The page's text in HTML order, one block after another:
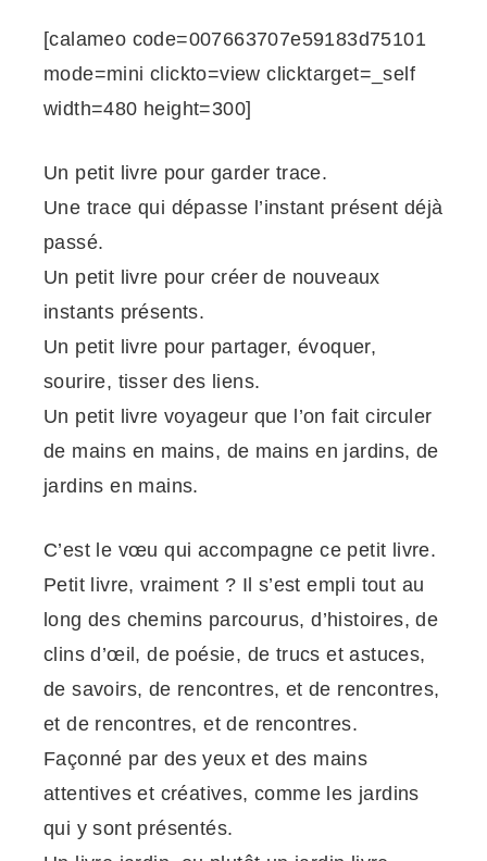
[calameo code=007663707e59183d75101
mode=mini clickto=view clicktarget=_self
width=480 height=300]
Un petit livre pour garder trace.
Une trace qui dépasse l’instant présent déjà
passé.
Un petit livre pour créer de nouveaux
instants présents.
Un petit livre pour partager, évoquer,
sourire, tisser des liens.
Un petit livre voyageur que l’on fait circuler
de mains en mains, de mains en jardins, de
jardins en mains.
C’est le vœu qui accompagne ce petit livre.
Petit livre, vraiment ? Il s’est empli tout au
long des chemins parcourus, d’histoires, de
clins d’œil, de poésie, de trucs et astuces,
de savoirs, de rencontres, et de rencontres,
et de rencontres, et de rencontres.
Façonné par des yeux et des mains
attentives et créatives, comme les jardins
qui y sont présentés.